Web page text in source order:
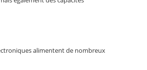
alimentent de nombreux